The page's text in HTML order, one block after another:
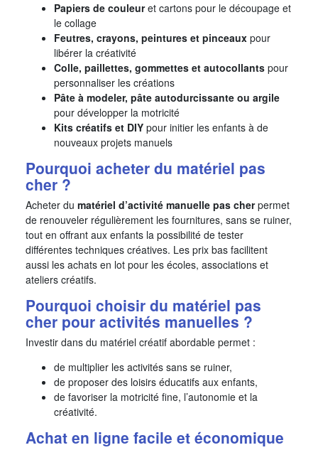
Papiers de couleuret cartons pour le découpage et
le collage
Feutres, crayons, peintures et pinceaux pour
libérer la créativité
Colle, paillettes, gommettes et autocollants pour
personnaliser les créations
Pâte à modeler, pâte autodurcissante ou argile
pour développer la motricité
Kits créatifs et DIY pour initier les enfants à de
nouveaux projets manuels
Pourquoi acheter du matériel pas
cher ?
Acheter du matériel d’activité manuelle pas cherpermet
de renouveler régulièrement les fournitures, sans se ruiner,
tout en offrant aux enfants la possibilité de tester
différentes techniques créatives. Les prix bas facilitent
aussi les achats en lot pour les écoles, associations et
ateliers créatifs.
Pourquoi choisir du matériel pas
cher pour activités manuelles ?
Investir dans du matériel créatif abordable permet :
de multiplier les activités sans se ruiner,
de proposer des loisirs éducatifs aux enfants,
de favoriser la motricité fine, l’autonomie et la
créativité.
Achat en ligne facile et économique